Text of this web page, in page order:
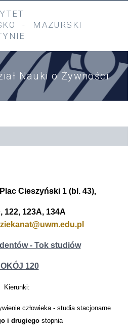
- MAZURSKI
Nauki o Żywności
Cieszyński 1 (bl. 43),
122, 123A, 134A
- Tok studiów
120
Kierunki:
człowieka - studia stacjonarne
i drugiego stopnia